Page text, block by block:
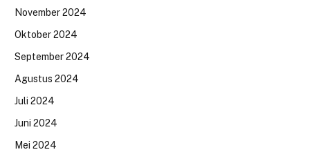
November 2024
Oktober 2024
September 2024
Agustus 2024
Juli 2024
Juni 2024
Mei 2024